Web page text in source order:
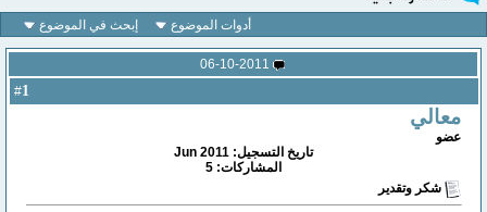
أدوات الموضوع إبحث في الموضوع
06-10-2011
معالي
عضو
تاريخ التسجيل: Jun 2011
المشاركات: 5
شكر وتقدير